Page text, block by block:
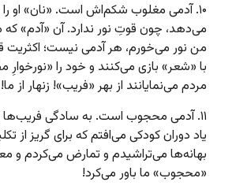
۱۰. آدمی مغلوب شکم‌اش است. «نان» او
می‌دهد، چون قوتِ نور ندارد. آن «آدم»
من نور می‌خورم، هر آدمی نیست؛ اکثریت
با «شعر» بازی می‌کنند و خود را «نورخوارِ
مردم می‌نمایانند از بهر «فریب»! زنهار از ما!
۱۱. آدمی محجوب است. به سادگی فریب‌ها
یاد دوران کودکی می‌افتم که برای گریز از
بهانه‌ها می‌تراشیدم و تمارض می‌کردم و
«محجوب» ما باور می‌کرد!